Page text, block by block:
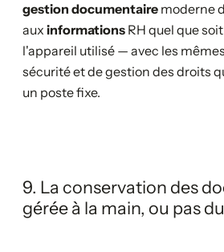
gestion documentaire moderne
aux informations RH quel que
l'appareil utilisé — avec les
sécurité et de gestion des droits
un poste fixe.
9. La conservation des
gérée à la main, ou pas